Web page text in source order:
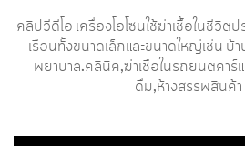
คลิปวีดีโอ เครื่องโอโซนใช้ฆ่าเชื้อในชีวิตป
เรือนทั้งขนาดเล็กและขนาดใหญ่เช่น บ้
พยาบาล.คลินิค,ฆ่าเชือในรถยนตคาร์
ดื่ม,ห้างสรรพสินค้า